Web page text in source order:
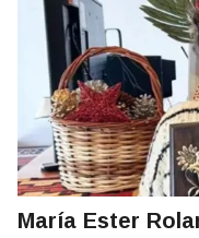
María Ester